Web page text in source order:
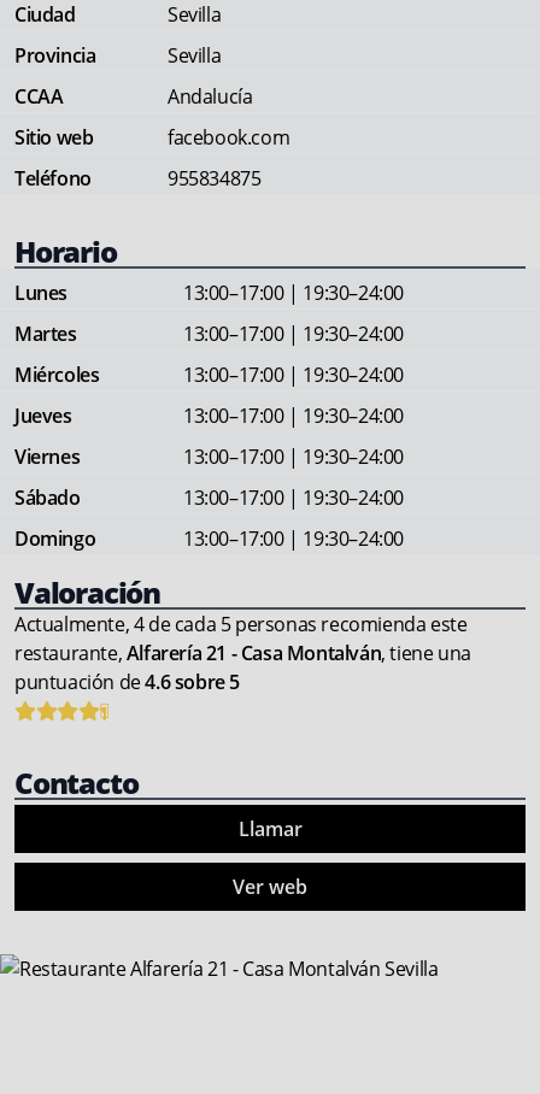
Ciudad
Sevilla
Provincia
Sevilla
CCAA
Andalucía
Sitio web
facebook.com
Teléfono
955834875
Horario
Lunes
13:00–17:00 | 19:30–24:00
Martes
13:00–17:00 | 19:30–24:00
Miércoles
13:00–17:00 | 19:30–24:00
Jueves
13:00–17:00 | 19:30–24:00
Viernes
13:00–17:00 | 19:30–24:00
Sábado
13:00–17:00 | 19:30–24:00
Domingo
13:00–17:00 | 19:30–24:00
Valoración
Actualmente, 4 de cada 5 personas recomienda este
restaurante,Alfarería 21 - Casa Montalván, tiene una
puntuación de4.6 sobre 5
Contacto
Llamar
Ver web